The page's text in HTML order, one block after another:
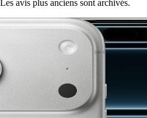
avis plus anciens sont archivés.